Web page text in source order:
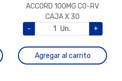
ACCORD 100MG CO-RV
CAJA X 30
-
Un. +
Agregar al carrito